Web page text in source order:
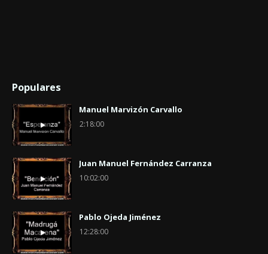
Populares
Manuel Marvizón Carvallo
2:18:00
Juan Manuel Fernández Carranza
10:02:00
Pablo Ojeda Jiménez
12:28:00